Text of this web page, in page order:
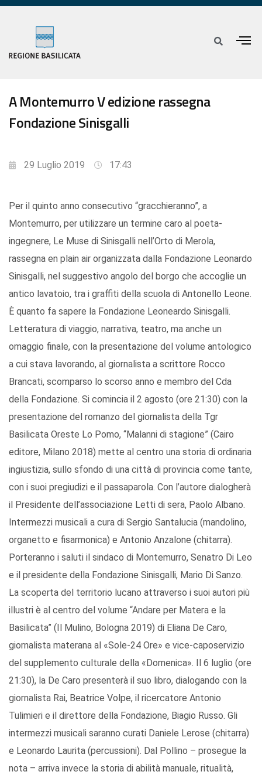
A Montemurro V edizione rassegna
Fondazione Sinisgalli
29 Luglio 2019 17:43
Per il quinto anno consecutivo “gracchieranno”, a
Montemurro, per utilizzare un termine caro al poeta-
ingegnere, Le Muse di Sinisgalli nell’Orto di Merola,
rassegna en plain air organizzata dalla Fondazione Leonardo
Sinisgalli, nel suggestivo angolo del borgo che accoglie un
antico lavatoio, tra i graffiti della scuola di Antonello Leone.
È quanto fa sapere la Fondazione Leoneardo Sinisgalli.
Letteratura di viaggio, narrativa, teatro, ma anche un
omaggio finale, con la presentazione del volume antologico
a cui stava lavorando, al giornalista a scrittore Rocco
Brancati, scomparso lo scorso anno e membro del Cda
della Fondazione. Si comincia il 2 agosto (ore 21:30) con la
presentazione del romanzo del giornalista della Tgr
Basilicata Oreste Lo Pomo, “Malanni di stagione” (Cairo
editore, Milano 2018) mette al centro una storia di ordinaria
ingiustizia, sullo sfondo di una città di provincia come tante,
con i suoi pregiudizi e il passaparola. Con l’autore dialogherà
il Presidente dell’associazione Letti di sera, Paolo Albano.
Intermezzi musicali a cura di Sergio Santalucia (mandolino,
organetto e fisarmonica) e Antonio Anzalone (chitarra).
Porteranno i saluti il sindaco di Montemurro, Senatro Di Leo
e il presidente della Fondazione Sinisgalli, Mario Di Sanzo.
La scoperta del territorio lucano attraverso i suoi autori più
illustri è al centro del volume “Andare per Matera e la
Basilicata” (Il Mulino, Bologna 2019) di Eliana De Caro,
giornalista materana al «Sole-24 Ore» e vice-caposervizio
del supplemento culturale della «Domenica». Il 6 luglio (ore
21:30), la De Caro presenterà il suo libro, dialogando con la
giornalista Rai, Beatrice Volpe, il ricercatore Antonio
Tulimieri e il direttore della Fondazione, Biagio Russo. Gli
intermezzi musicali saranno curati Daniele Lerose (chitarra)
e Leonardo Laurita (percussioni). Dal Pollino – prosegue la
nota – arriva invece la storia di abilità manuale, ritualità,